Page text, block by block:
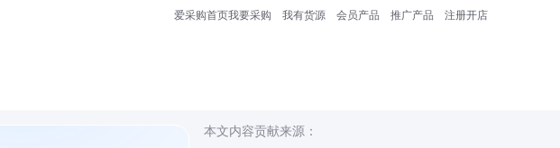
爱采购首页我要采购 我有货源 会员产品 推广产品 注册开店
本文内容贡献来源：